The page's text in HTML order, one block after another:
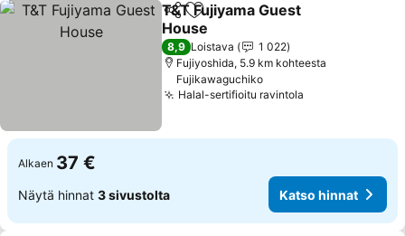
Jaa Lisää suosikkeihin
T&T Fujiyama Guest
House
Katso hinnat
8,9 Loistava
1 022
Fujiyoshida, 5.9 km kohteesta
Fujikawaguchiko
Halal-sertifioitu ravintola
Alkaen 37 €
Näytä hinnat 3 sivustolta Katso hinnat